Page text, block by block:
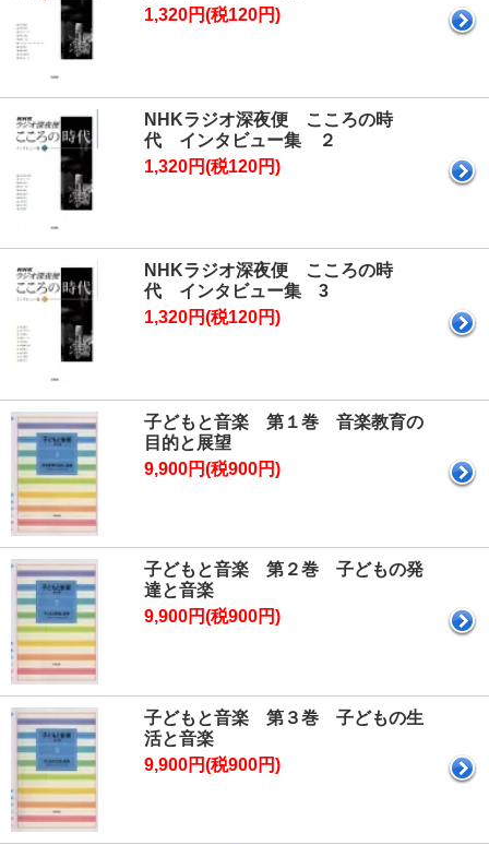
1,320円(税120円)
NHKラジオ深夜便 こころの時
代 インタビュー集 ２
1,320円(税120円)
NHKラジオ深夜便 こころの時
代 インタビュー集 3
1,320円(税120円)
子どもと音楽 第１巻 音楽教育の
目的と展望
9,900円(税900円)
子どもと音楽 第２巻 子どもの発
達と音楽
9,900円(税900円)
子どもと音楽 第３巻 子どもの生
活と音楽
9,900円(税900円)